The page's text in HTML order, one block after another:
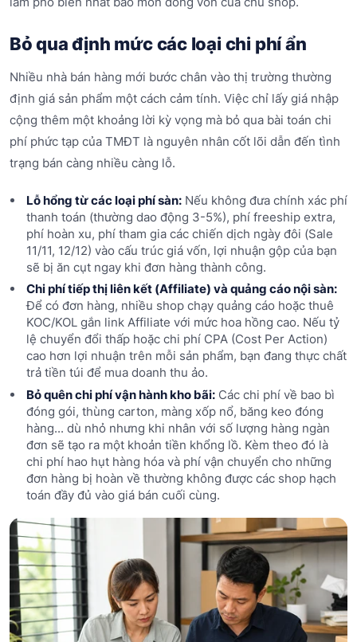
Bỏ qua định mức các loại chi phí ẩn
Nhiều nhà bán hàng mới bước chân vào thị trường thường
định giá sản phẩm một cách cảm tính. Việc chỉ lấy giá nhập
cộng thêm một khoảng lời kỳ vọng mà bỏ qua bài toán chi
phí phức tạp của TMĐT là nguyên nhân cốt lõi dẫn đến tình
trạng bán càng nhiều càng lỗ.
Lỗ hổng từ các loại phí sàn:Nếu không đưa chính xác phí
thanh toán (thường dao động 3-5%), phí freeship extra,
phí hoàn xu, phí tham gia các chiến dịch ngày đôi (Sale
11/11, 12/12) vào cấu trúc giá vốn, lợi nhuận gộp của bạn
sẽ bị ăn cụt ngay khi đơn hàng thành công.
Chi phí tiếp thị liên kết (Affiliate) và quảng cáo nội sàn:
Để có đơn hàng, nhiều shop chạy quảng cáo hoặc thuê
KOC/KOL gắn link Affiliate với mức hoa hồng cao. Nếu tỷ
lệ chuyển đổi thấp hoặc chi phí CPA (Cost Per Action)
cao hơn lợi nhuận trên mỗi sản phẩm, bạn đang thực chất
trả tiền túi để mua doanh thu ảo.
Bỏ quên chi phí vận hành kho bãi:Các chi phí về bao bì
đóng gói, thùng carton, màng xốp nổ, băng keo đóng
hàng... dù nhỏ nhưng khi nhân với số lượng hàng ngàn
đơn sẽ tạo ra một khoản tiền khổng lồ. Kèm theo đó là
chi phí hao hụt hàng hóa và phí vận chuyển cho những
đơn hàng bị hoàn về thường không được các shop hạch
toán đầy đủ vào giá bán cuối cùng.